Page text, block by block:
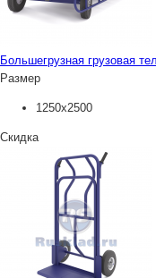
Большегрузная грузовая
Размер
1250х2500
Скидка